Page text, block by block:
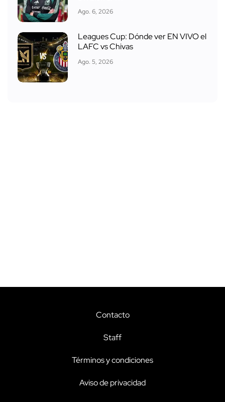
Ago. 6, 2026
Leagues Cup: Dónde ver EN VIVO el
LAFC vs Chivas
Ago. 5, 2026
Contacto
Staff
Términos y condiciones
Aviso de privacidad